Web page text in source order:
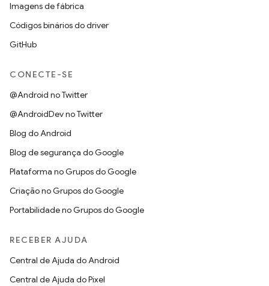
Imagens de fábrica
Códigos binários do driver
GitHub
CONECTE-SE
@Android no Twitter
@AndroidDev no Twitter
Blog do Android
Blog de segurança do Google
Plataforma no Grupos do Google
Criação no Grupos do Google
Portabilidade no Grupos do Google
RECEBER AJUDA
Central de Ajuda do Android
Central de Ajuda do Pixel